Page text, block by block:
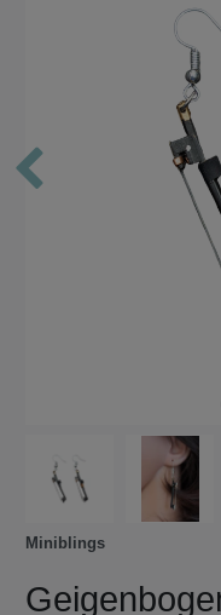
Miniblings